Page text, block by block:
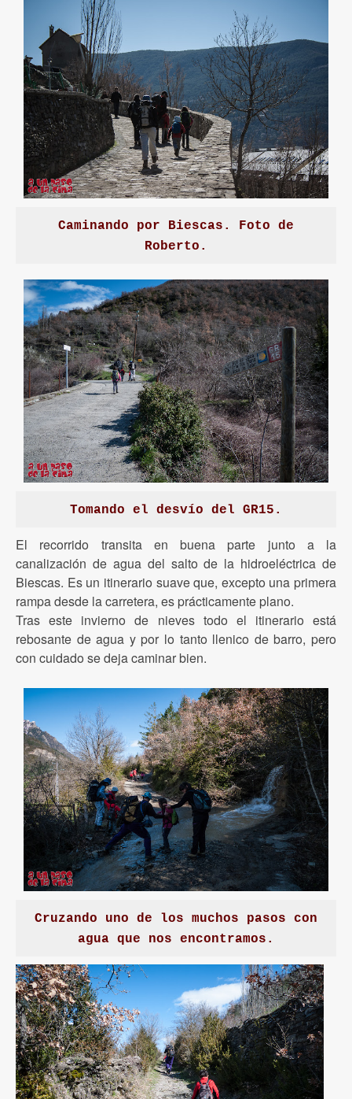
Caminando por Biescas. Foto de
Roberto.
Tomando el desvío del GR15.
El recorrido transita en buena parte junto a la
canalización de agua del salto de la hidroeléctrica de
Biescas. Es un itinerario suave que, excepto una primera
rampa desde la carretera, es prácticamente plano.
Tras este invierno de nieves todo el itinerario está
rebosante de agua y por lo tanto llenico de barro, pero
con cuidado se deja caminar bien.
Cruzando uno de los muchos pasos con
agua que nos encontramos.